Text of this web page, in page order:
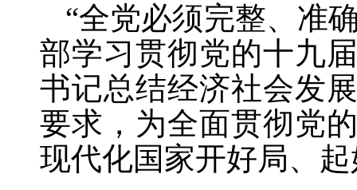
“全党必须完整、准
部学习贯彻党的十九
书记总结经济社会发
要求，为全面贯彻党
现代化国家开好局、